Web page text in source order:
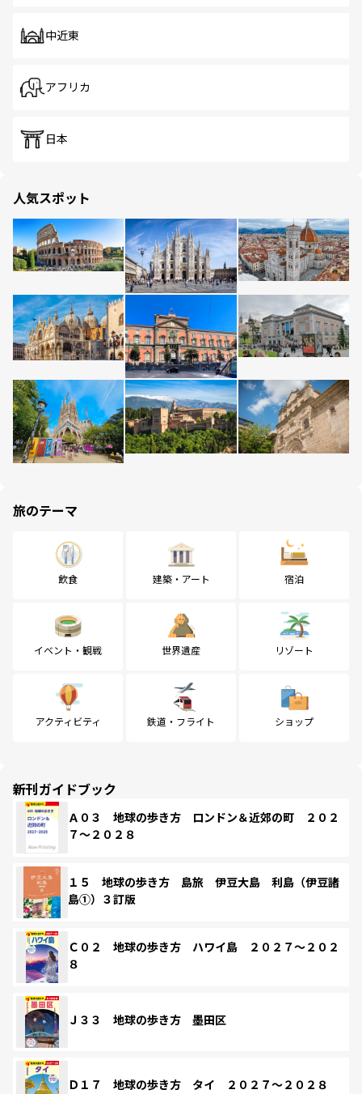
中近東
アフリカ
日本
人気スポット
旅のテーマ
飲食 建築・アート 宿泊
イベント・観戦 世界遺産 リゾート
アクティビティ 鉄道・フライト ショップ
新刊ガイドブック
Ａ０３ 地球の歩き方 ロンドン＆近郊の町 ２０２
７～２０２８
１５ 地球の歩き方 島旅 伊豆大島 利島（伊豆諸
島①）３訂版
Ｃ０２ 地球の歩き方 ハワイ島 ２０２７～２０２
８
Ｊ３３ 地球の歩き方 墨田区
Ｄ１７ 地球の歩き方 タイ ２０２７～２０２８